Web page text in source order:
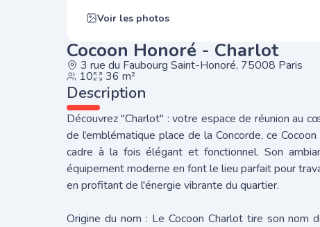
Voir les photos
Cocoon Honoré - Charlot
3 rue du Faubourg Saint-Honoré, 75008 Paris
10 36 m²
Description
Découvrez "Charlot" : votre espace de réunion au
de l’emblématique place de la Concorde, ce
cadre à la fois élégant et fonctionnel. Son
équipement moderne en font le lieu parfait pour
en profitant de l'énergie vibrante du quartier.
Origine du nom : Le Cocoon Charlot tire son nom